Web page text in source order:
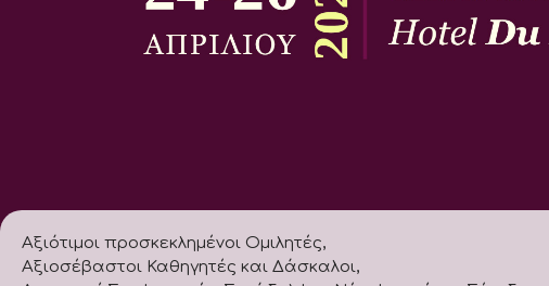
Αξιότιμοι προσκεκλημένοι Ομιλητές,
Αξιοσέβαστοι Καθηγητές και Δάσκαλοι,